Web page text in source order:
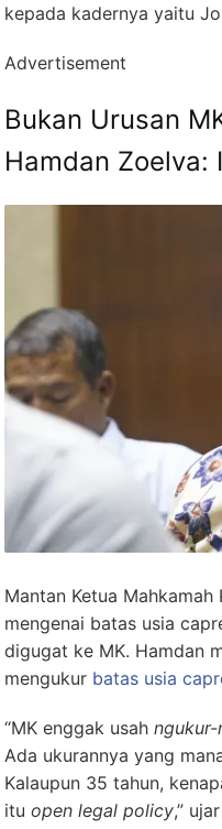
kepada kadernya yaitu
Advertisement
Bukan Urusan
Hamdan Zoelva:
Mantan Ketua
mengenai batas usia
digugat ke MK. Hamdan
mengukur batas usia
“MK enggak usah
Ada ukurannya yang
Kalaupun 35 tahun,
itu open legal policy,”